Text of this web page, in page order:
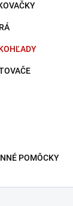
POMÔCKY